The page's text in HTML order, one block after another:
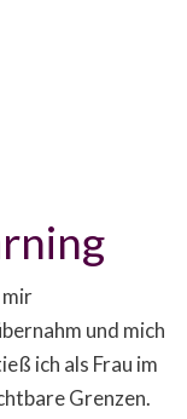
mir
und mich
ich als Frau im
Grenzen.